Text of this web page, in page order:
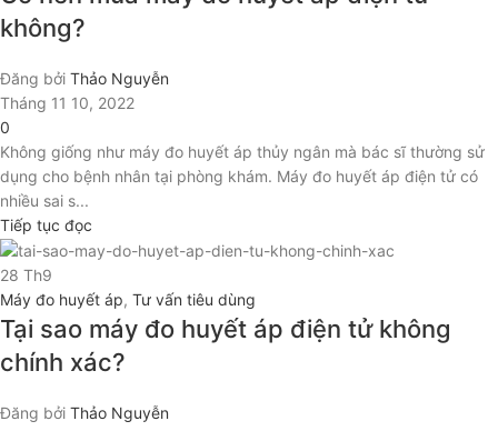
không?
Đăng bởi Thảo Nguyễn
Tháng 11 10, 2022
0
Không giống như máy đo huyết áp thủy ngân mà bác sĩ thường sử
dụng cho bệnh nhân tại phòng khám. Máy đo huyết áp điện tử có
nhiều sai s...
Tiếp tục đọc
28 Th9
Máy đo huyết áp, Tư vấn tiêu dùng
Tại sao máy đo huyết áp điện tử không
chính xác?
Đăng bởi Thảo Nguyễn